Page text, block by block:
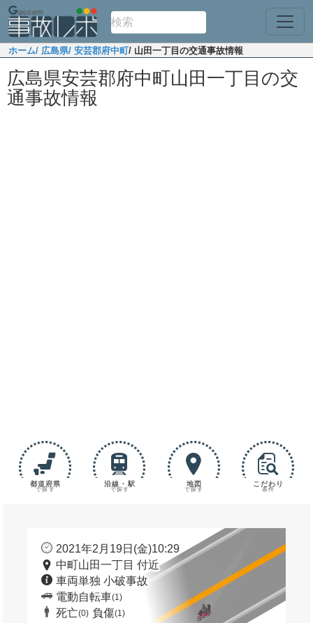
ホーム/ 広島県/ 安芸郡府中町/ 山田一丁目の交通事故情報
広島県安芸郡府中町山田一丁目の交
通事故情報
都道府県
で探す
沿線・駅
で探す
地図
で探す
こだわり
条件
2021年2月19日(金)10:29
中町山田一丁目 付近
車両単独 小破事故
電動自転車(1)
死亡(0) 負傷(1)